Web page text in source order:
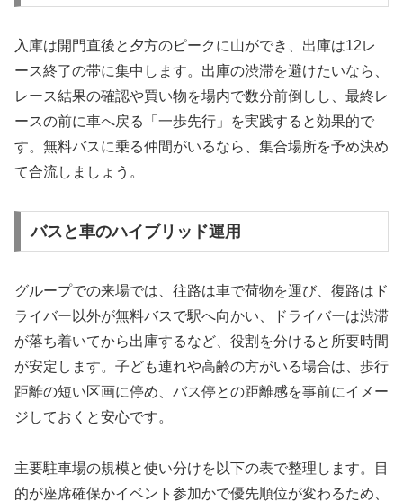
入庫は開門直後と夕方のピークに山ができ、出庫は12レ
ース終了の帯に集中します。出庫の渋滞を避けたいなら、
レース結果の確認や買い物を場内で数分前倒しし、最終レ
ースの前に車へ戻る「一歩先行」を実践すると効果的で
す。無料バスに乗る仲間がいるなら、集合場所を予め決め
て合流しましょう。
バスと車のハイブリッド運用
グループでの来場では、往路は車で荷物を運び、復路はド
ライバー以外が無料バスで駅へ向かい、ドライバーは渋滞
が落ち着いてから出庫するなど、役割を分けると所要時間
が安定します。子ども連れや高齢の方がいる場合は、歩行
距離の短い区画に停め、バス停との距離感を事前にイメー
ジしておくと安心です。
主要駐車場の規模と使い分けを以下の表で整理します。目
的が座席確保かイベント参加かで優先順位が変わるため、